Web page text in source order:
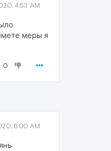
4:53 AM
меры я
0
6:00 AM